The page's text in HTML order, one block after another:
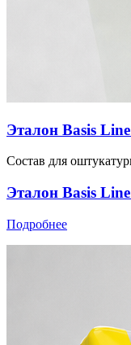
Эталон Basis
Состав для
Эталон Basis
Подробнее